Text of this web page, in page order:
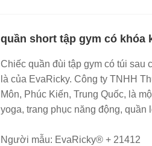
quần short tập gym có khóa
Chiếc quần đùi tập gym có túi sau
là của EvaRicky. Công ty TNHH
Môn, Phúc Kiến, Trung Quốc, là
yoga, trang phục năng động, quần
Người mẫu: EvaRicky® + 21412